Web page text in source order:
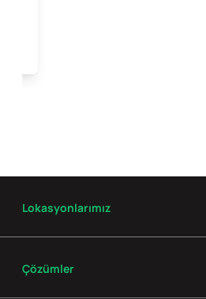
Lokasyonlarımız
Çözümler